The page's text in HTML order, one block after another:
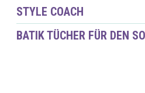
STYLE COACH
BATIK TÜCHER FÜR DEN